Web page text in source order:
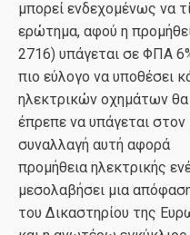
μπορεί ενδεχομένως να
ερώτημα, αφού η
2716) υπάγεται σε ΦΠΑ
πιο εύλογο να υποθέσει
ηλεκτρικών οχημάτων θα
έπρεπε να υπάγεται
συναλλαγή αυτή αφορά
προμήθεια ηλεκτρικής
μεσολαβήσει μια
του Δικαστηρίου της